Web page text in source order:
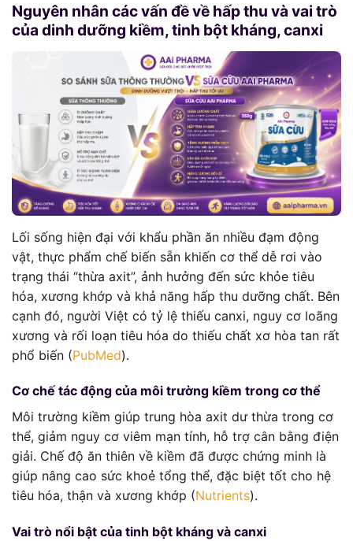
Nguyên nhân các vấn đề về hấp thu và vai trò
của dinh dưỡng kiềm, tinh bột kháng, canxi
Lối sống hiện đại với khẩu phần ăn nhiều đạm động
vật, thực phẩm chế biến sẵn khiến cơ thể dễ rơi vào
trạng thái “thừa axit”, ảnh hưởng đến sức khỏe tiêu
hóa, xương khớp và khả năng hấp thu dưỡng chất. Bên
cạnh đó, người Việt có tỷ lệ thiếu canxi, nguy cơ loãng
xương và rối loạn tiêu hóa do thiếu chất xơ hòa tan rất
phổ biến (PubMed).
Cơ chế tác động của môi trường kiềm trong cơ thể
Môi trường kiềm giúp trung hòa axit dư thừa trong cơ
thể, giảm nguy cơ viêm mạn tính, hỗ trợ cân bằng điện
giải. Chế độ ăn thiên về kiềm đã được chứng minh là
giúp nâng cao sức khoẻ tổng thể, đặc biệt tốt cho hệ
tiêu hóa, thận và xương khớp (Nutrients).
Vai trò nổi bật của tinh bột kháng và canxi